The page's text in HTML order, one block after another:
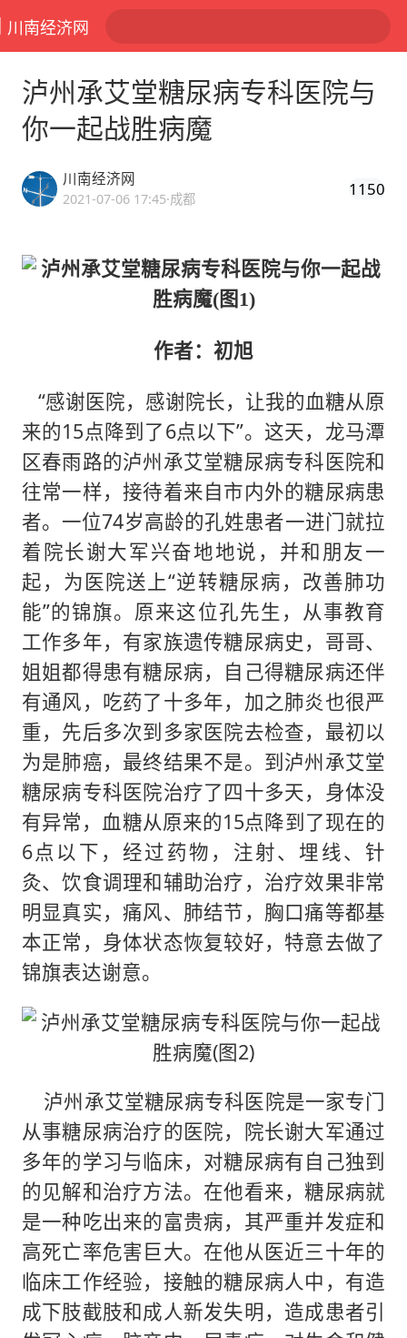
川南经济网
泸州承艾堂糖尿病专科医院与
你一起战胜病魔
川南经济网
2021-07-06 17:45·成都 1150
作者：初旭
“感谢医院，感谢院长，让我的血糖从原
来的15点降到了6点以下”。这天，龙马潭
区春雨路的泸州承艾堂糖尿病专科医院和
往常一样，接待着来自市内外的糖尿病患
者。一位74岁高龄的孔姓患者一进门就拉
着院长谢大军兴奋地地说，并和朋友一
起，为医院送上“逆转糖尿病，改善肺功
能”的锦旗。原来这位孔先生，从事教育
工作多年，有家族遗传糖尿病史，哥哥、
姐姐都得患有糖尿病，自己得糖尿病还伴
有通风，吃药了十多年，加之肺炎也很严
重，先后多次到多家医院去检查，最初以
为是肺癌，最终结果不是。到泸州承艾堂
糖尿病专科医院治疗了四十多天，身体没
有异常，血糖从原来的15点降到了现在的
6点以下，经过药物，注射、埋线、针
灸、饮食调理和辅助治疗，治疗效果非常
明显真实，痛风、肺结节，胸口痛等都基
本正常，身体状态恢复较好，特意去做了
锦旗表达谢意。
泸州承艾堂糖尿病专科医院是一家专门
从事糖尿病治疗的医院，院长谢大军通过
多年的学习与临床，对糖尿病有自己独到
的见解和治疗方法。在他看来，糖尿病就
是一种吃出来的富贵病，其严重并发症和
高死亡率危害巨大。在他从医近三十年的
临床工作经验，接触的糖尿病人中，有造
成下肢截肢和成人新发失明，造成患者引